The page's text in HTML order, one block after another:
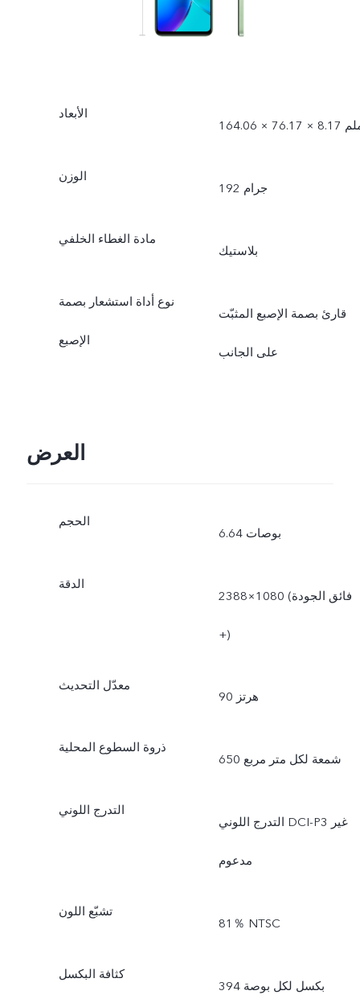
الأبعاد
76.17 × 8.17 ملم
الوزن
192 جرام
مادة الغطاء الخلفي
بلاستيك
نوع أداة استشعار بصمة
الإصبع
قارئ بصمة الإصبع المثبّت
على الجانب
العرض
الحجم
6.64 بوصات
الدقة
2388×1080 (فائق الجودة
+)
معدّل التحديث
90 هرتز
ذروة السطوع المحلية
650 شمعة لكل متر مربع
التدرج اللوني
التدرج اللوني DCI-P3 غير
مدعوم
تشبّع اللون
81％ NTSC
كثافة البكسل
394 بكسل لكل بوصة